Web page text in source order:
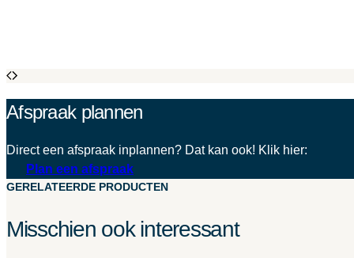
Afspraak plannen
Direct een afspraak inplannen? Dat kan ook! Klik hier:
Plan een afspraak
GERELATEERDE PRODUCTEN
Misschien ook interessant